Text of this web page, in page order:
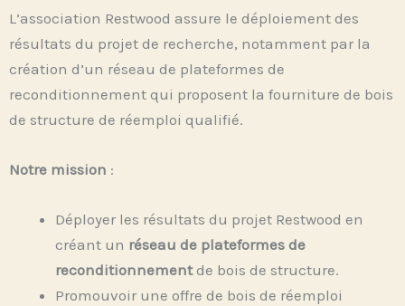
L’association Restwood assure le déploiement des
résultats du projet de recherche, notamment par la
création d’un réseau de plateformes de
reconditionnement qui proposent la fourniture de bois
de structure de réemploi qualifié.
Notre mission :
Déployer les résultats du projet Restwood en
créant un réseau de plateformes de
reconditionnementde bois de structure.
Promouvoir une offre de bois de réemploi